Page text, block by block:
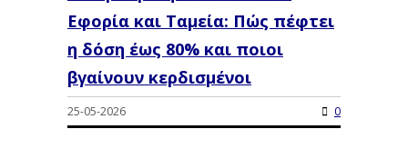
Eφορία και Ταμεία: Πώς πέφτει
η δόση έως 80% και ποιοι
βγαίνουν κερδισμένοι
25-05-2026 0